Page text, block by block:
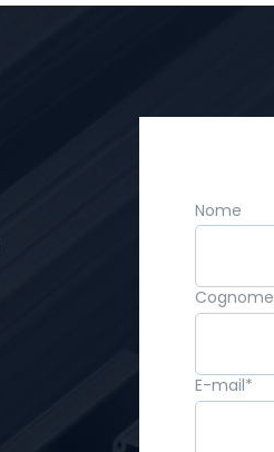
Nome
Cognome
E-mail*